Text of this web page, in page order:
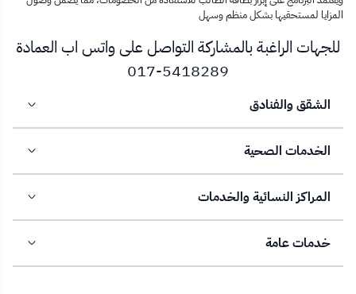
المزايا لمستحقيها بشكل منظم وسهل
للجهات الراغبة بالمشاركة التواصل على واتس اب العمادة
5418289-017
الشقق والفنادق
الخدمات الصحية
المراكز النسائية والخدمات
خدمات عامة